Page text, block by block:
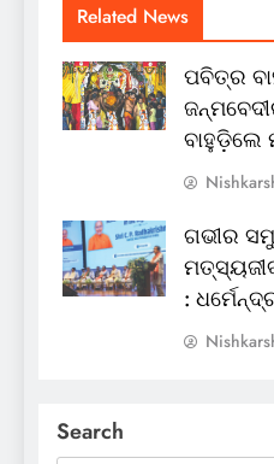
Related News
ପବିତ୍ର
ବାହୁଡ଼ିଲେ
ଗଭୀର
:
Search